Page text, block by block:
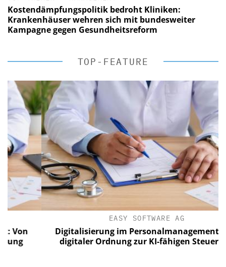
Kostendämpfungspolitik bedroht Kliniken:
Krankenhäuser wehren sich mit bundesweiter
Kampagne gegen Gesundheitsreform
TOP-FEATURE
EASY SOFTWARE AG
Digitalisierung im Personalmanagement: Von
digitaler Ordnung zur KI-fähigen Steuerung